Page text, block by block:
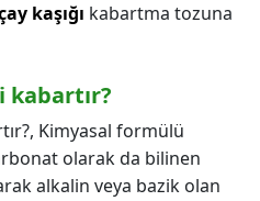
kaşığı kabartma tozuna
kabartır?
Kimyasal formülü
olarak da bilinen
alkalin veya bazik olan